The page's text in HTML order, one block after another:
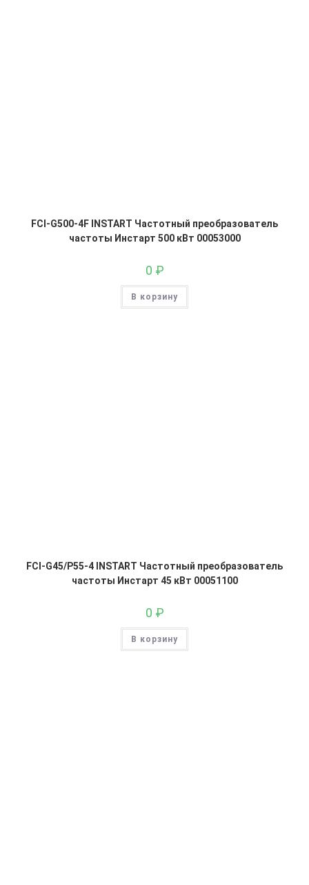
FCI-G500-4F INSTART Частотный преобразователь
частоты Инстарт 500 кВт 00053000
0 ₽
В корзину
FCI-G45/P55-4 INSTART Частотный преобразователь
частоты Инстарт 45 кВт 00051100
0 ₽
В корзину